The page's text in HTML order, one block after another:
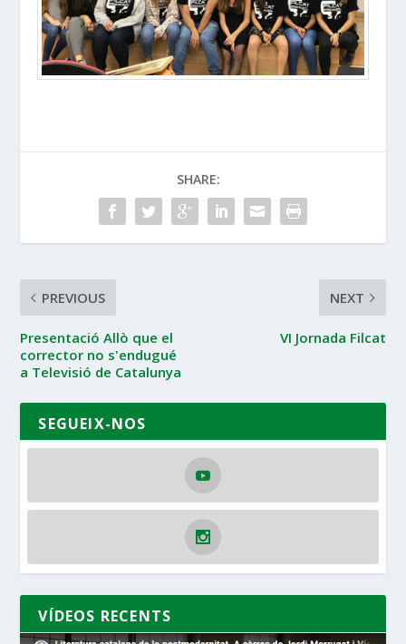
SHARE:
PREVIOUS
Presentació Allò que el
corrector no s'endugué
a Televisió de Catalunya
NEXT
VI Jornada Filcat
SEGUEIX-NOS
VÍDEOS RECENTS